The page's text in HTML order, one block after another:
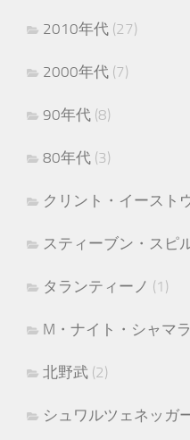
2010年代 (27)
2000年代 (7)
90年代 (8)
80年代 (3)
クリント・イースト
スティーブン・スピ
タランティーノ (1)
M・ナイト・シャマ
北野武 (2)
シュワルツェネッガ